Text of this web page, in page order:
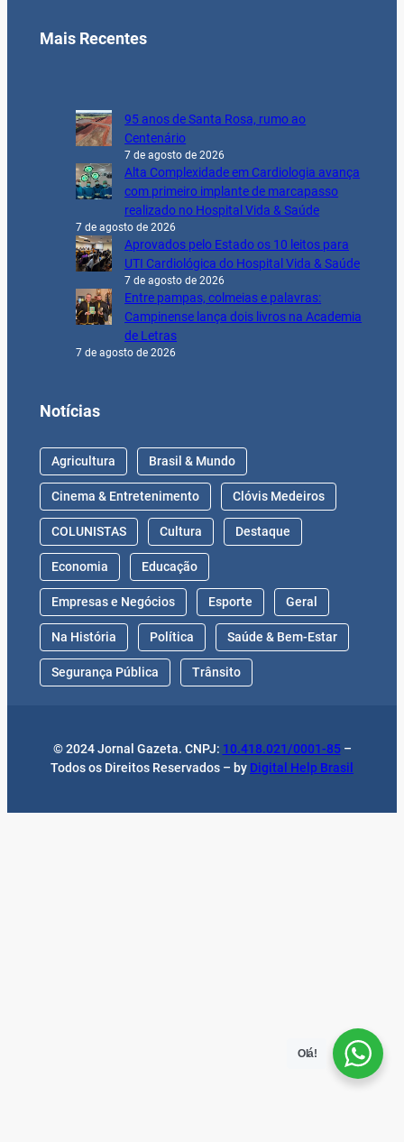
Mais Recentes
95 anos de Santa Rosa, rumo ao
Centenário
7 de agosto de 2026
Alta Complexidade em Cardiologia avança
com primeiro implante de marcapasso
realizado no Hospital Vida & Saúde
7 de agosto de 2026
Aprovados pelo Estado os 10 leitos para
UTI Cardiológica do Hospital Vida & Saúde
7 de agosto de 2026
Entre pampas, colmeias e palavras:
Campinense lança dois livros na Academia
de Letras
7 de agosto de 2026
Notícias
Agricultura Brasil & Mundo
Cinema & Entretenimento Clóvis Medeiros
COLUNISTAS Cultura Destaque
Economia Educação
Empresas e Negócios Esporte Geral
Na História Política Saúde & Bem-Estar
Segurança Pública Trânsito
© 2024 Jornal Gazeta. CNPJ: 10.418.021/0001-85–
Todos os Direitos Reservados – by Digital Help Brasil
Olá!